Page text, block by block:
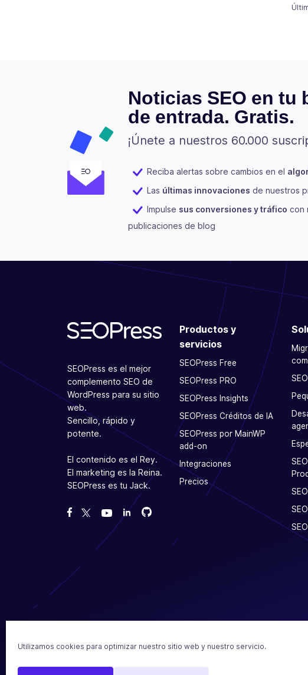
Utilizamos cookies para optimizar nuestro sitio web y nuestro servicio.
Noticias SEO en tu
de entrada. Gratis.
¡Únete a nuestros 60.000
Reciba alertas sobre cambios en el
Las últimas innovaciones de nuestros
Impulse sus conversiones y tráfico con
publicaciones de blog
SEOPress es el mejor
complemento SEO de
WordPress para su sitio
web.
Sencillo, rápido y
potente.
El contenido es el Rey.
El marketing es la Reina.
SEOPress es tu Jack.
Danos like en Facebook
Síguenos en Twitter
Míranos en YouTube
Bifurcanos en GitHub
Bifurcanos en GitHub
Productos y
servicios
SEOPress Free
SEOPress PRO
SEOPress Insights
SEOPress Créditos de IA
SEOPress por MainWP
add-on
Integraciones
Precios
2017 - 2026 SEOPress
Notas legales Política de